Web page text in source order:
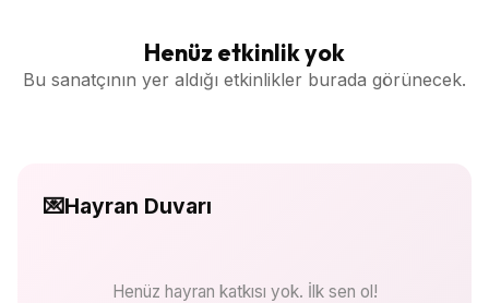
Henüz etkinlik yok
Bu sanatçının yer aldığı etkinlikler burada görünecek.
💌Hayran Duvarı
Henüz hayran katkısı yok. İlk sen ol!